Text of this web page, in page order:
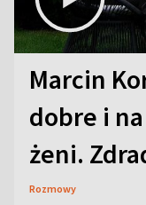
Marcin
dobre i na
żeni.
Rozmowy